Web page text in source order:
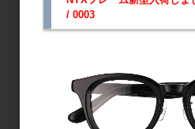
/ 0003